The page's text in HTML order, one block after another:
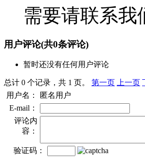
需要请联系我
用户评论(共0条评论)
暂时还没有任何用户评论
总计 0 个记录，共 1 页。 第一页 上一页
用户名：
匿名用户
E-mail：
评论内
容：
验证码：